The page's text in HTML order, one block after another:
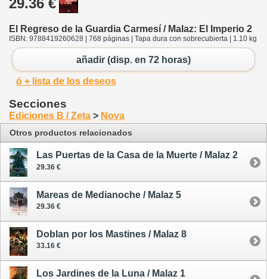
29.36 €
El Regreso de la Guardia Carmesí / Malaz: El Imperio 2
ISBN: 9788419260628 | 768 páginas | Tapa dura con sobrecubierta | 1.10 kg
añadir (disp. en 72 horas)
ó + lista de los deseos
Secciones
Ediciones B / Zeta > Nova
Otros productos relacionados
Las Puertas de la Casa de la Muerte / Malaz 2
29.36 €
Mareas de Medianoche / Malaz 5
29.36 €
Doblan por los Mastines / Malaz 8
33.16 €
Los Jardines de la Luna / Malaz 1